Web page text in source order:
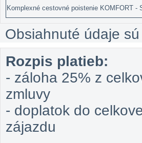
Komplexné cestovné poistenie KOMFORT -
Obsiahnuté údaje
Rozpis platieb:
- záloha 25% z
zmluvy
- doplatok do
zájazdu